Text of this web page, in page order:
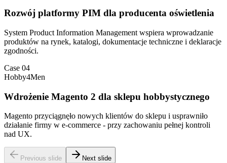
Rozwój platformy PIM dla producenta oświetlenia
System Product Information Management wspiera wprowadzanie
produktów na rynek, katalogi, dokumentacje techniczne i deklaracje
zgodności.
Case 04
Hobby4Men
Wdrożenie Magento 2 dla sklepu hobbystycznego
Magento przyciągnęło nowych klientów do sklepu i usprawniło
działanie firmy w e-commerce - przy zachowaniu pełnej kontroli
nad UX.
Previous slide Next slide